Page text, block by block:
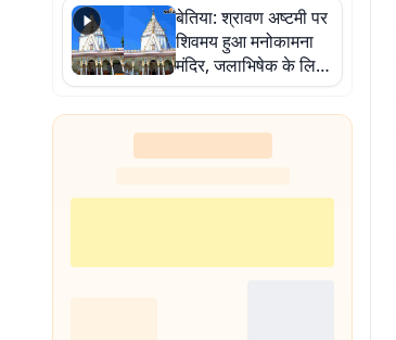
बेतिया: श्रावण अष्टमी पर
शिवमय हुआ मनोकामना
मंदिर, जलाभिषेक के लिए
लगी लंबी कतारें